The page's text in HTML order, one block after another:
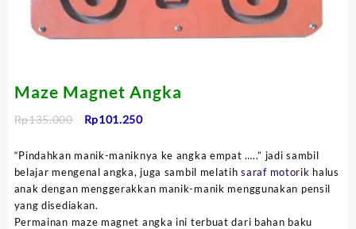
Maze Magnet Angka
Rp135.000
Harga
adalah:
Rp135.000.
Rp101.250Harga
ini
adalah:
Rp101.250.
“Pindahkan manik-maniknya ke angka empat …..” jadi sambil
belajar mengenal angka, juga sambil melatihsaraf motorik halus
anak dengan menggerakkan manik-manik menggunakan pensil
yang disediakan.
Permainan maze magnet angka ini terbuat dari bahan baku